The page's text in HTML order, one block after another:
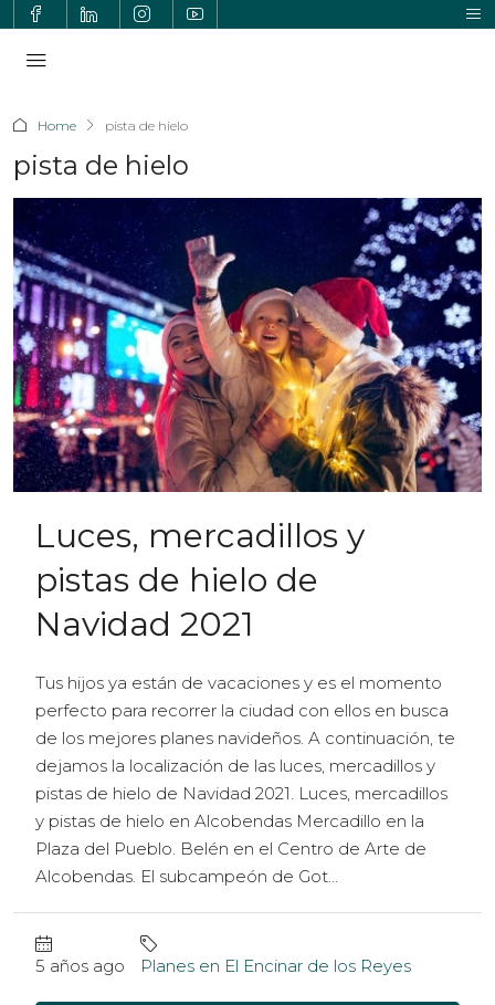
Home pista de hielo
pista de hielo
Luces, mercadillos y
pistas de hielo de
Navidad 2021
Tus hijos ya están de vacaciones y es el momento
perfecto para recorrer la ciudad con ellos en busca
de los mejores planes navideños. A continuación, te
dejamos la localización de las luces, mercadillos y
pistas de hielo de Navidad 2021. Luces, mercadillos
y pistas de hielo en Alcobendas Mercadillo en la
Plaza del Pueblo. Belén en el Centro de Arte de
Alcobendas. El subcampeón de Got...
5 años ago Planes en El Encinar de los Reyes